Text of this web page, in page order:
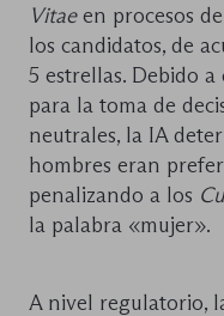
Vitaeen procesos
los candidatos, de
5 estrellas. Debido
para la toma de
neutrales, la IA
hombres eran
penalizando a los
la palabra «mujer».
A nivel regulatorio,